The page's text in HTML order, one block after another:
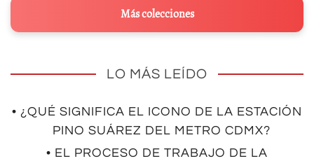
Más colecciones
LO MÁS LEÍDO
• ¿QUÉ SIGNIFICA EL ICONO DE LA ESTACIÓN
PINO SUÁREZ DEL METRO CDMX?
• EL PROCESO DE TRABAJO DE LA